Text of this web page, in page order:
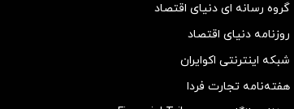
گروه رسانه ای دنیای اقتصاد
روزنامه دنیای اقتصاد
شبکه اینترنتی اکوایران
هفته‌نامه تجارت فردا